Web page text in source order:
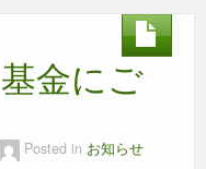
p金にご
Posted in お知らせ